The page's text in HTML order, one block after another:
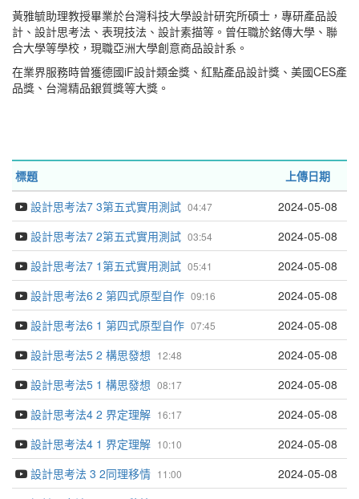
黃雅毓助理教授畢業於台灣科技大學設計研究所碩士，專研產品設
計、設計思考法、表現技法、設計素描等。曾任職於銘傳大學、聯
合大學等學校，現職亞洲大學創意商品設計系。
在業界服務時曾獲德國iF設計類金獎、紅點產品設計獎、美國CES產
品獎、台灣精品銀質獎等大獎。
標題 上傳日期
04:47
設計思考法7 3第五式實用測試 2024-05-08
03:54
設計思考法7 2第五式實用測試 2024-05-08
05:41
設計思考法7 1第五式實用測試 2024-05-08
09:16
設計思考法6 2 第四式原型自作 2024-05-08
07:45
設計思考法6 1 第四式原型自作 2024-05-08
12:48
設計思考法5 2 構思發想 2024-05-08
08:17
設計思考法5 1 構思發想 2024-05-08
16:17
設計思考法4 2 界定理解 2024-05-08
10:10
設計思考法4 1 界定理解 2024-05-08
11:00
設計思考法 3 2同理移情 2024-05-08